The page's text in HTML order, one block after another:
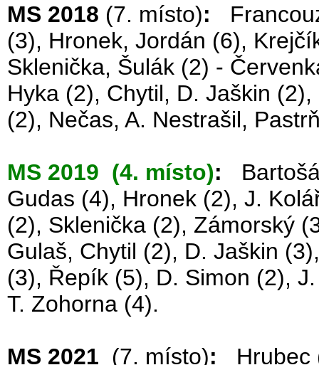
MS 2018 (7. místo):
(3), Hronek, Jordán (6),
Sklenička, Šulák (2) -
Hyka (2), Chytil, D. Jaškin
(2), Nečas, A. Nestrašil,
MS 2019 (4. místo):
Gudas (4), Hronek (2), J.
(2), Sklenička (2), Zámorský
Gulaš, Chytil (2), D. Jaškin
(3), Řepík (5), D. Simon (2),
T. Zohorna (4).
MS 2021 (7. místo): Hrubec